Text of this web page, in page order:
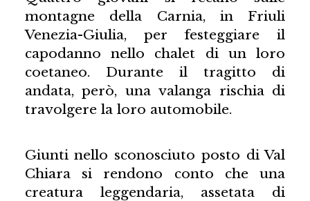
montagne della Carnia, in Friuli
Venezia-Giulia, per festeggiare il
capodanno nello chalet di un loro
coetaneo. Durante il tragitto di
andata, però, una valanga rischia di
travolgere la loro automobile.
Giunti nello sconosciuto posto di Val
Chiara si rendono conto che una
creatura leggendaria, assetata di